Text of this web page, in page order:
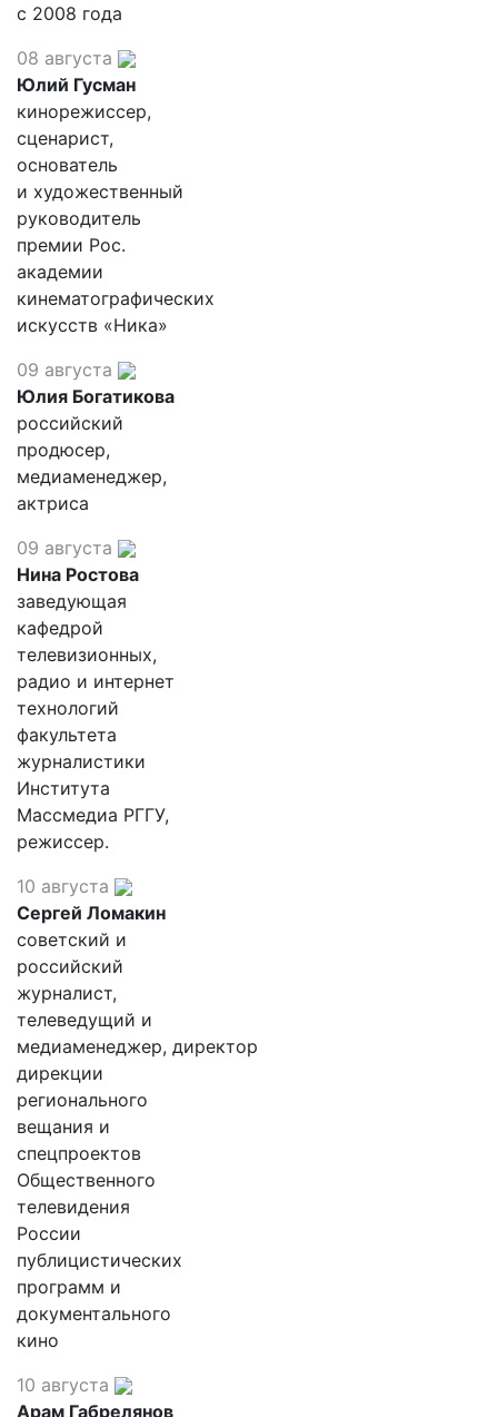
с 2008 года
08 августа
Юлий Гусман
кинорежиссер,
сценарист,
основатель
и художественный
руководитель
премии Рос.
академии
кинематографических
искусств «Ника»
09 августа
Юлия Богатикова
российский
продюсер,
медиаменеджер,
актриса
09 августа
Нина Ростова
заведующая
кафедрой
телевизионных,
радио и интернет
технологий
факультета
журналистики
Института
Массмедиа РГГУ,
режиссер.
10 августа
Сергей Ломакин
советский и
российский
журналист,
телеведущий и
медиаменеджер, директор
дирекции
регионального
вещания и
спецпроектов
Общественного
телевидения
России
публицистических
программ и
документального
кино
10 августа
Арам Габрелянов